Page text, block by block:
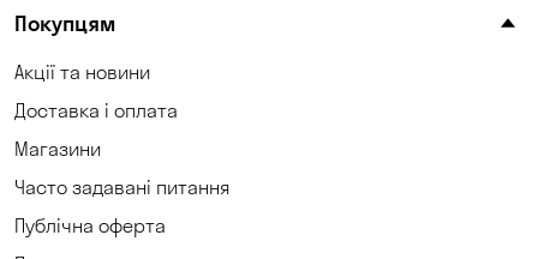
Покупцям
Акції та новини
Доставка і оплата
Магазини
Часто задавані питання
Публічна оферта